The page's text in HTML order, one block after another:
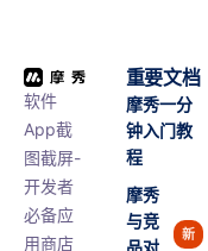
软件
App截
图截屏-
开发者
必备应
用商店
重要文档
摩秀一分
钟入门教
程
摩秀
与竞
新